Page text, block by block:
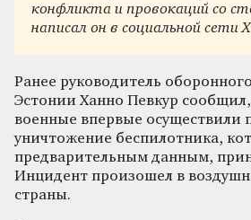
конфликта и провокаций со
написал он в социальной сети
Ранее руководитель
Эстонии Ханно Певкур сообщил,
военные впервые осуществили
уничтожение беспилотника,
предварительным данным,
Инцидент произошел в
страны.